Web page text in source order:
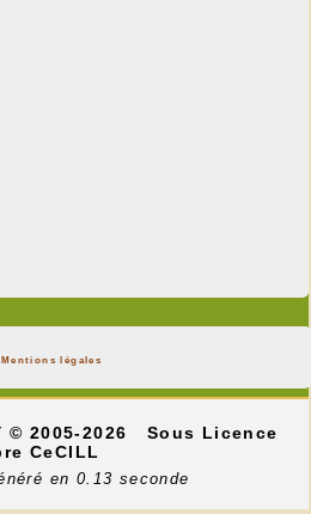
Mentions légales
© 2005-2026
Sous Licence
CeCILL
en 0.13 seconde